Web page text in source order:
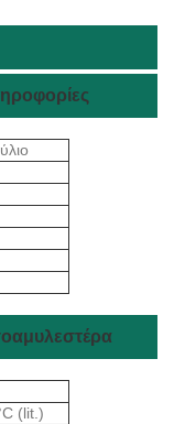
(lit.)